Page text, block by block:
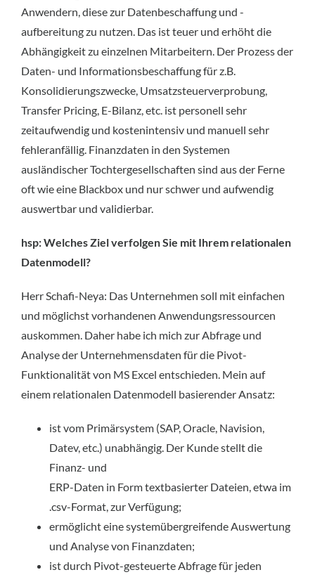
Anwendern, diese zur Datenbeschaffung und -
aufbereitung zu nutzen. Das ist teuer und erhöht die
Abhängigkeit zu einzelnen Mitarbeitern. Der Prozess der
Daten- und Informationsbeschaffung für z.B.
Konsolidierungszwecke, Umsatzsteuerverprobung,
Transfer Pricing, E-Bilanz, etc. ist personell sehr
zeitaufwendig und kostenintensiv und manuell sehr
fehleranfällig. Finanzdaten in den Systemen
ausländischer Tochtergesellschaften sind aus der Ferne
oft wie eine Blackbox und nur schwer und aufwendig
auswertbar und validierbar.
hsp: Welches Ziel verfolgen Sie mit Ihrem relationalen
Datenmodell?
Herr Schafi-Neya: Das Unternehmen soll mit einfachen
und möglichst vorhandenen Anwendungsressourcen
auskommen. Daher habe ich mich zur Abfrage und
Analyse der Unternehmensdaten für die Pivot-
Funktionalität von MS Excel entschieden. Mein auf
einem relationalen Datenmodell basierender Ansatz:
ist vom Primärsystem (SAP, Oracle, Navision,
Datev, etc.) unabhängig. Der Kunde stellt die
Finanz- und
ERP-Daten in Form textbasierter Dateien, etwa im
.csv-Format, zur Verfügung;
ermöglicht eine systemübergreifende Auswertung
und Analyse von Finanzdaten;
ist durch Pivot-gesteuerte Abfrage für jeden